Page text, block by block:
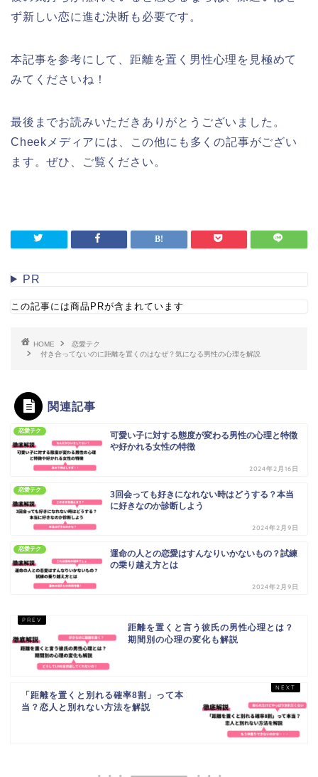
ず新しい恋に進む決断も必要です。
本記事を参考にして、距離を置く男性心理を見極めて
みてくださいね！
最後までお読みいただきありがとうございました。
Cheekメディアには、この他にも多くの記事がござい
ます。ぜひ、ご覧ください。
PR
この記事には商品PRが含まれています
HOME
恋愛テク
付き合ってないのに距離を置くのはなぜ？気になる男性の心理を解説
関連記事
恋愛テク
可愛い子に対する態度が変わる男性の心理と特徴
や好かれる女性の特徴
2024年2月16日
恋愛テク
3回会っても好きになれない時はどうする？本当
に好きなのか診断しよう
2024年2月9日
恋愛テク
運命の人との恋愛はすんなりいかないもの？試練
の乗り越え方とは
2024年2月9日
距離を置くと言う彼氏の男性心理とは？
期間別の心理の変化も解説
「距離を置くと別れる確率8割」って本
当？恋人と別れない方法を解説